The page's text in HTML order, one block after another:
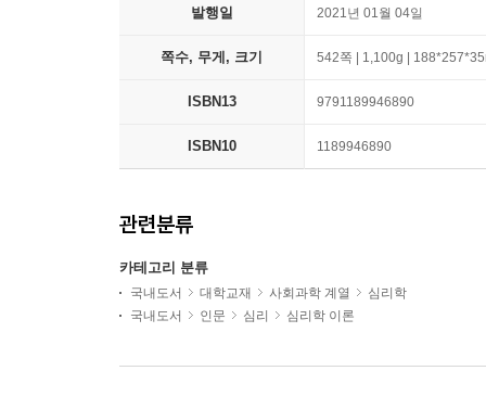
발행일 2021년 01월 04일
쪽수, 무게, 크기 542쪽 | 1,100g |
ISBN13 9791189946890
ISBN10 1189946890
관련분류
카테고리 분류
국내도서 대학교재 사회과학 계열
심리학
국내도서
인문 심리 심리학 이론